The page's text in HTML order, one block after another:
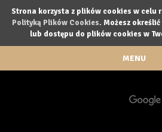
Strona korzysta z plików cookies w celu
Polityką Plików Cookies. Możesz
lub dostępu do plików cookies w
MENU